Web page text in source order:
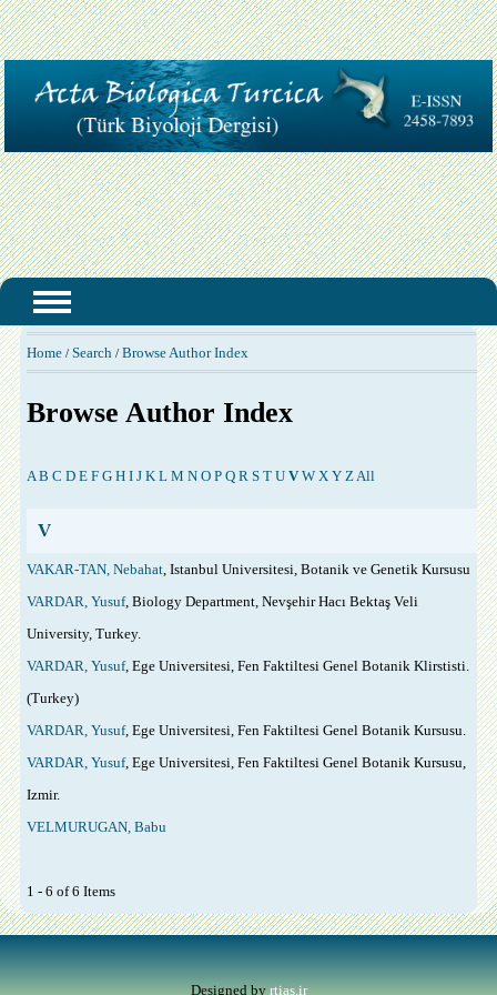
Home/ Search / Browse Author Index
Browse Author Index
A B C D E F G H I J K L M N O P Q R S T U V W X Y Z All
V
VAKAR-TAN, Nebahat, Istanbul Universitesi, Botanik ve Genetik Kursusu
VARDAR, Yusuf, Biology Department, Nevşehir Hacı Bektaş Veli
University, Turkey.
VARDAR, Yusuf, Ege Universitesi, Fen Faktiltesi Genel Botanik Klirstisti.
(Turkey)
VARDAR, Yusuf, Ege Universitesi, Fen Faktiltesi Genel Botanik Kursusu.
VARDAR, Yusuf, Ege Universitesi, Fen Faktiltesi Genel Botanik Kursusu,
Izmir.
VELMURUGAN, Babu
1 - 6 of 6 Items
Designed by rtias.ir